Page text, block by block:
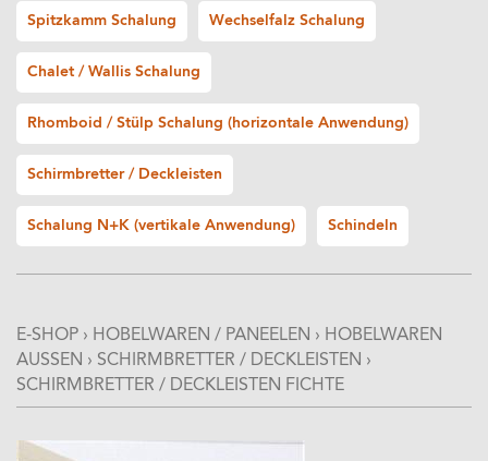
Spitzkamm Schalung Wechselfalz Schalung
Chalet / Wallis Schalung
Rhomboid / Stülp Schalung (horizontale Anwendung)
Schirmbretter / Deckleisten
Schalung N+K (vertikale Anwendung) Schindeln
E-SHOP › HOBELWAREN / PANEELEN › HOBELWAREN
AUSSEN › SCHIRMBRETTER / DECKLEISTEN ›
SCHIRMBRETTER / DECKLEISTEN FICHTE